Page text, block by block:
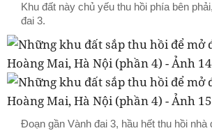
Khu đất này chủ yếu thu hồi phía bên
đai 3.
Đoạn gần Vành đai 3, hầu hết thu hồi nhà